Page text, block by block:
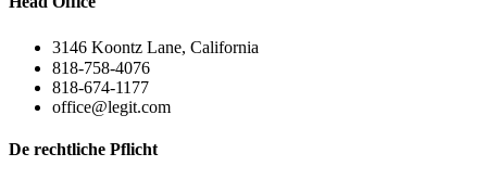
3146 Koontz Lane, California
818-758-4076
818-674-1177
office@legit.com
De rechtliche Pflicht